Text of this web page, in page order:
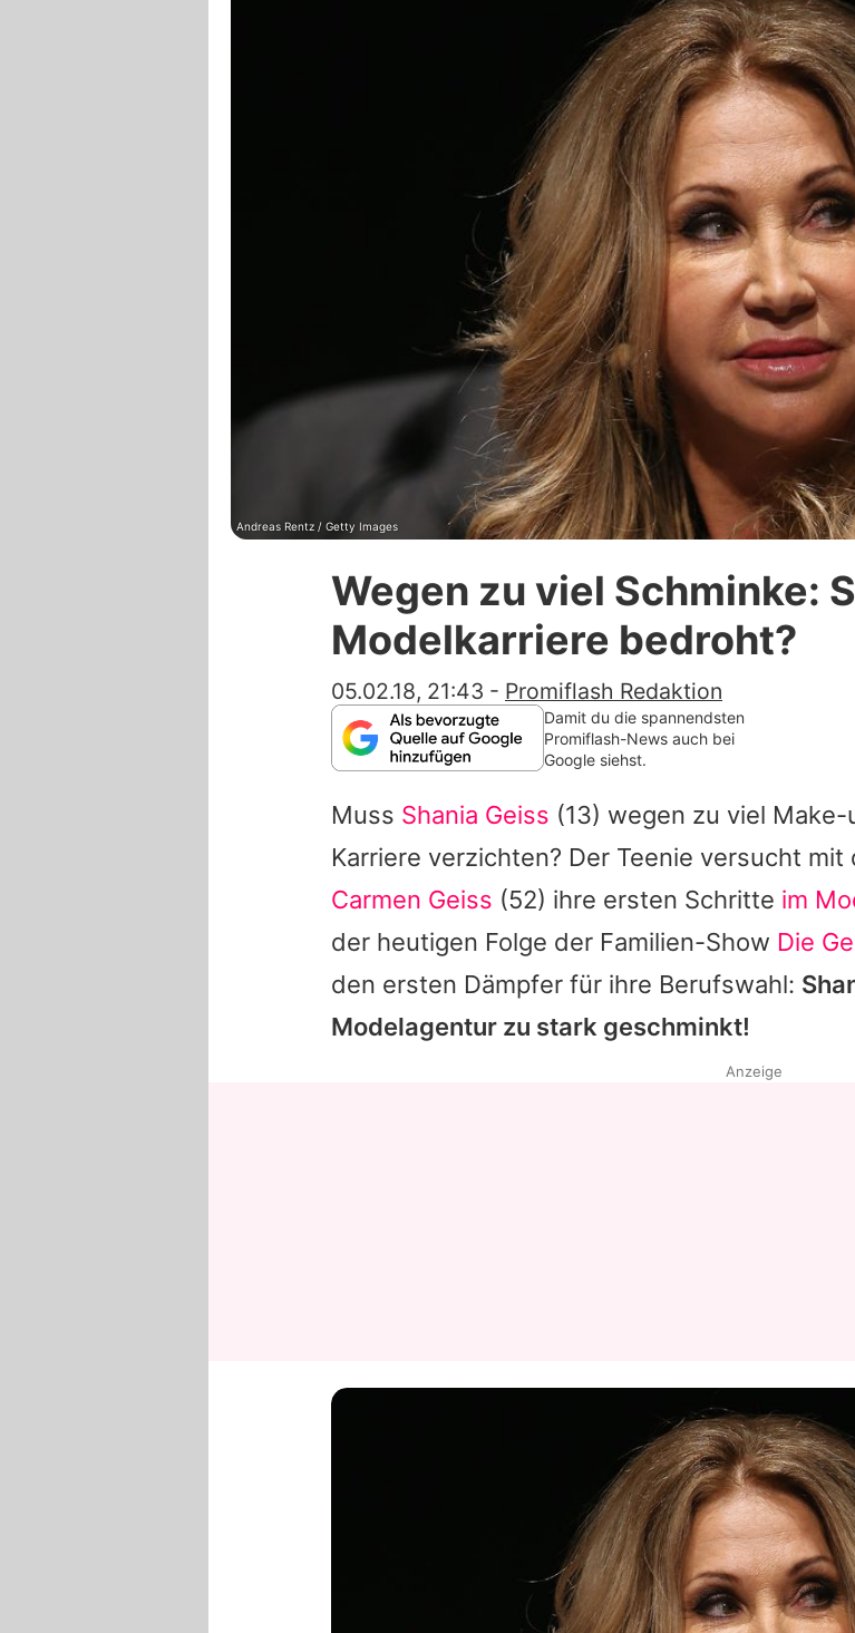
Filme & Serien
Lifestyle
Familie & Liebe
Promiflash Exklusiv
Alle Themen auf
Jobs
App runterladen
Team
Redaktionelle Richtlinien
Impressum
Datenschutzerklärung
Nutzungsbedingungen
Utiq verwalten
Andreas Rentz / Getty Images
Wegen zu viel Schminke:
Modelkarriere bedroht?
05.02.18, 21:43 - Promiflash Redaktion
Damit du die spannendsten
Promiflash-News auch bei
Google siehst.
Muss Shania Geiss (13) wegen zu viel
Karriere verzichten? Der Teenie versucht mit
Carmen Geiss (52) ihre ersten Schritte im
der heutigen Folge der Familien-Show Die
den ersten Dämpfer für ihre Berufswahl:
Modelagentur zu stark geschminkt!
Anzeige